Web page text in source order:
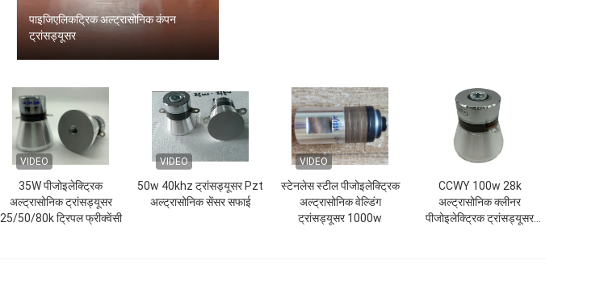
पाइजिएलिकट्रिक अल्ट्रासोनिक कंपन
ट्रांसड्यूसर
VIDEO
35W पीजोइलेक्ट्रिक
अल्ट्रासोनिक ट्रांसड्यूसर
25/50/80k ट्रिपल फ्रीक्वेंसी
VIDEO
50w 40khz ट्रांसड्यूसर Pzt
अल्ट्रासोनिक सेंसर सफाई
VIDEO
स्टेनलेस स्टील पीजोइलेक्ट्रिक
अल्ट्रासोनिक वेल्डिंग
ट्रांसड्यूसर 1000w
CCWY 100w 28k
अल्ट्रासोनिक क्लीनर
पीजोइलेक्ट्रिक ट्रांसड्यूसर